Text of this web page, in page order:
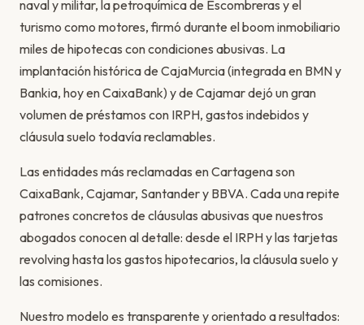
naval y militar, la petroquímica de Escombreras y el
turismo como motores, firmó durante el boom inmobiliario
miles de hipotecas con condiciones abusivas. La
implantación histórica de CajaMurcia (integrada en BMN y
Bankia, hoy en CaixaBank) y de Cajamar dejó un gran
volumen de préstamos con IRPH, gastos indebidos y
cláusula suelo todavía reclamables.
Las entidades más reclamadas en Cartagena son
CaixaBank, Cajamar, Santander y BBVA. Cada una repite
patrones concretos de cláusulas abusivas que nuestros
abogados conocen al detalle: desde el IRPH y las tarjetas
revolving hasta los gastos hipotecarios, la cláusula suelo y
las comisiones.
Nuestro modelo es transparente y orientado a resultados: